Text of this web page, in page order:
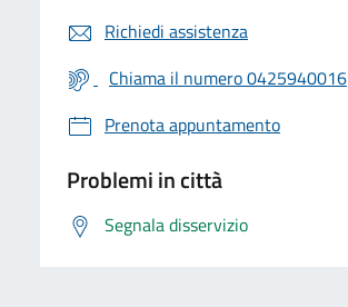
Richiedi assistenza
Chiama il numero 0425940016
Prenota appuntamento
Problemi in città
Segnala disservizio